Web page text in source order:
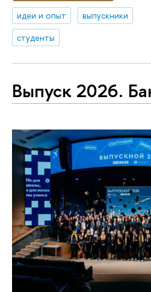
идеи и опыт
выпускники
студенты
Выпуск 2026.